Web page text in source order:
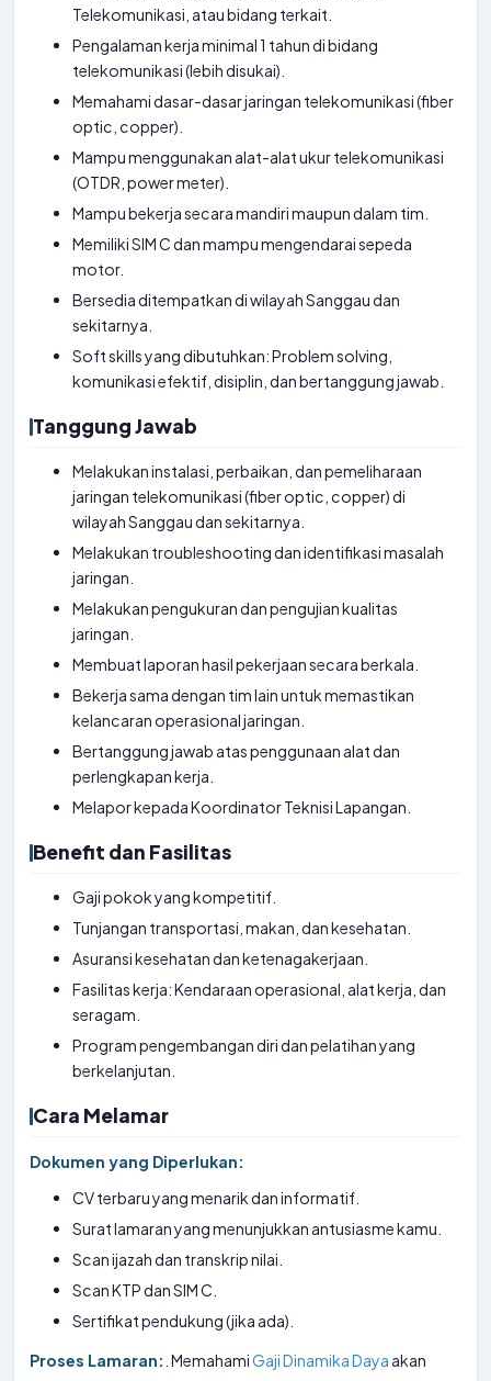
Telekomunikasi, atau bidang terkait.
Pengalaman kerja minimal 1 tahun di bidang
telekomunikasi (lebih disukai).
Memahami dasar-dasar jaringan telekomunikasi (fiber
optic, copper).
Mampu menggunakan alat-alat ukur telekomunikasi
(OTDR, power meter).
Mampu bekerja secara mandiri maupun dalam tim.
Memiliki SIM C dan mampu mengendarai sepeda
motor.
Bersedia ditempatkan di wilayah Sanggau dan
sekitarnya.
Soft skills yang dibutuhkan: Problem solving,
komunikasi efektif, disiplin, dan bertanggung jawab.
Tanggung Jawab
Melakukan instalasi, perbaikan, dan pemeliharaan
jaringan telekomunikasi (fiber optic, copper) di
wilayah Sanggau dan sekitarnya.
Melakukan troubleshooting dan identifikasi masalah
jaringan.
Melakukan pengukuran dan pengujian kualitas
jaringan.
Membuat laporan hasil pekerjaan secara berkala.
Bekerja sama dengan tim lain untuk memastikan
kelancaran operasional jaringan.
Bertanggung jawab atas penggunaan alat dan
perlengkapan kerja.
Melapor kepada Koordinator Teknisi Lapangan.
Benefit dan Fasilitas
Gaji pokok yang kompetitif.
Tunjangan transportasi, makan, dan kesehatan.
Asuransi kesehatan dan ketenagakerjaan.
Fasilitas kerja: Kendaraan operasional, alat kerja, dan
seragam.
Program pengembangan diri dan pelatihan yang
berkelanjutan.
Cara Melamar
Dokumen yang Diperlukan:
CV terbaru yang menarik dan informatif.
Surat lamaran yang menunjukkan antusiasme kamu.
Scan ijazah dan transkrip nilai.
Scan KTP dan SIM C.
Sertifikat pendukung (jika ada).
Proses Lamaran: . MemahamiGaji Dinamika Daya akan